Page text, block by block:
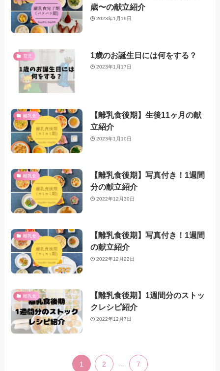
歳〜の献立紹介
2023年1月19日
育児 1歳のお誕生日には何をする？
2023年1月17日
離乳食
【離乳食後期】生後11ヶ月の献
立紹介
2023年1月10日
離乳食
【離乳食後期】写真付き！1週間
分の献立紹介
2022年12月30日
離乳食
【離乳食後期】写真付き！1週間
の献立紹介
2022年12月22日
離乳食
【離乳食後期】1週間分のストッ
クレシピ紹介
2022年12月7日
1 2 ... 7